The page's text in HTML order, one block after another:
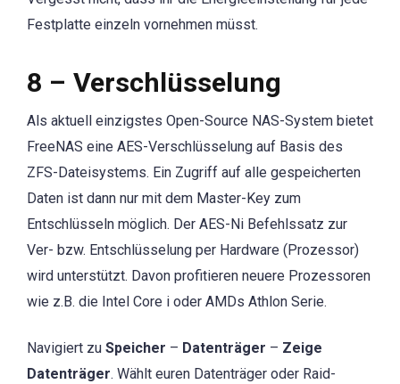
Festplatte einzeln vornehmen müsst.
8 – Verschlüsselung
Als aktuell einzigstes Open-Source NAS-System bietet
FreeNAS eine AES-Verschlüsselung auf Basis des
ZFS-Dateisystems. Ein Zugriff auf alle gespeicherten
Daten ist dann nur mit dem Master-Key zum
Entschlüsseln möglich. Der AES-Ni Befehlssatz zur
Ver- bzw. Entschlüsselung per Hardware (Prozessor)
wird unterstützt. Davon profitieren neuere Prozessoren
wie z.B. die Intel Core i oder AMDs Athlon Serie.
Navigiert zu Speicher – Datenträger – Zeige
Datenträger. Wählt euren Datenträger oder Raid-